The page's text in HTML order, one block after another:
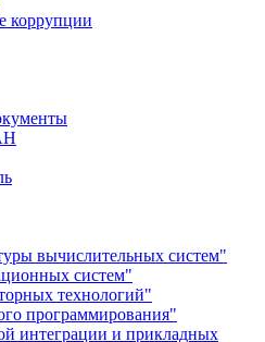
коррупции
вычислительных систем"
систем"
технологий"
программирования"
интеграции и прикладных